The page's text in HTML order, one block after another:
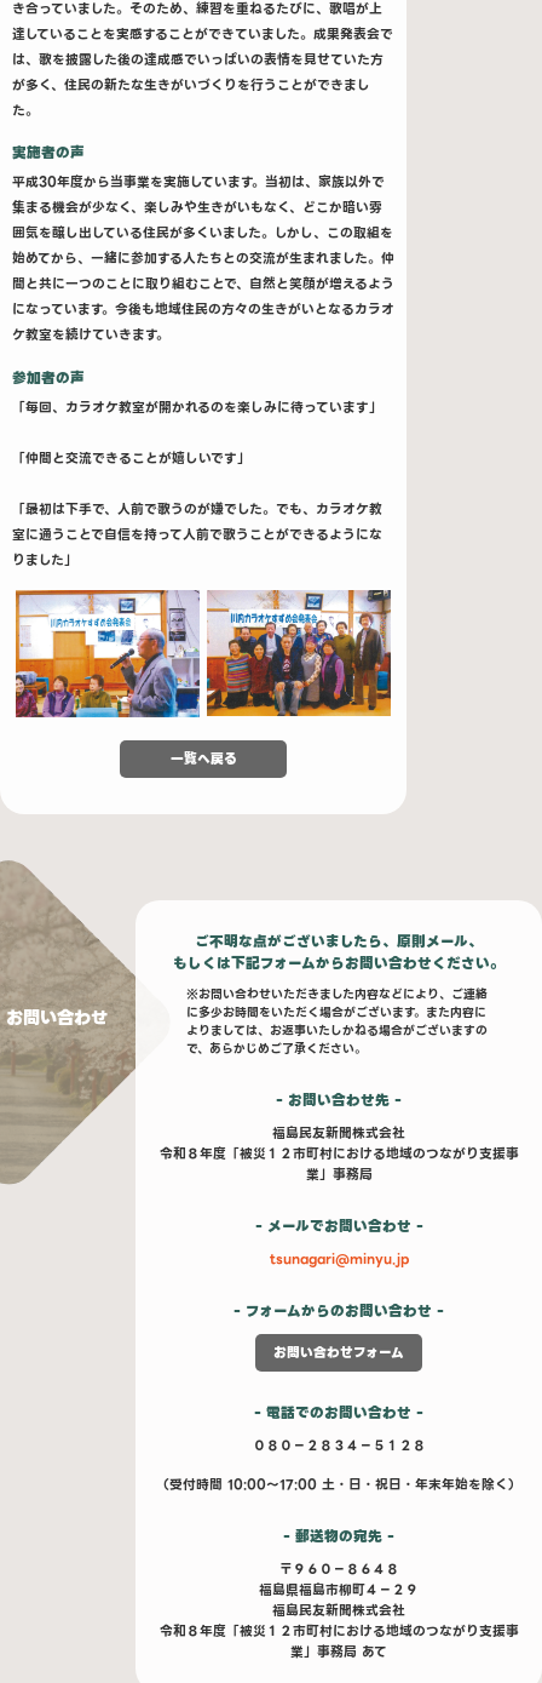
き合っていました。そのため、練習を重ねるたびに、歌唱が上
達していることを実感することができていました。成果発表会で
は、歌を披露した後の達成感でいっぱいの表情を見せていた方
が多く、住民の新たな生きがいづくりを行うことができまし
た。
実施者の声
平成30年度から当事業を実施しています。当初は、家族以外で
集まる機会が少なく、楽しみや生きがいもなく、どこか暗い雰
囲気を醸し出している住民が多くいました。しかし、この取組を
始めてから、一緒に参加する人たちとの交流が生まれました。仲
間と共に一つのことに取り組むことで、自然と笑顔が増えるよう
になっています。今後も地域住民の方々の生きがいとなるカラオ
ケ教室を続けていきます。
参加者の声
「毎回、カラオケ教室が開かれるのを楽しみに待っています」
「仲間と交流できることが嬉しいです」
「最初は下手で、人前で歌うのが嫌でした。でも、カラオケ教
室に通うことで自信を持って人前で歌うことができるようにな
りました」
一覧へ戻る
ご不明な点がございましたら、原則メール、
もしくは下記フォームからお問い合わせください。
※お問い合わせいただきました内容などにより、ご連絡
に多少お時間をいただく場合がございます。また内容に
よりましては、お返事いたしかねる場合がございますの
で、あらかじめご了承ください。
- お問い合わせ先 -
福島民友新聞株式会社
令和８年度「被災１２市町村における地域のつながり支援事
業」事務局
- メールでお問い合わせ -
tsunagari@minyu.jp
- フォームからのお問い合わせ -
お問い合わせフォーム
- 電話でのお問い合わせ -
０８０－２８３４－５１２８
（受付時間 10:00～17:00 土・日・祝日・年末年始を除く）
- 郵送物の宛先 -
〒９６０−８６４８
福島県福島市柳町４−２９
福島民友新聞株式会社
令和８年度「被災１２市町村における地域のつながり支援事
業」事務局 あて
お問い合わせ